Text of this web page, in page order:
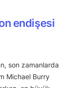
endişesi
son zamanlarda
Michael Burry